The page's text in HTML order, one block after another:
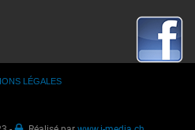
LÉGALES